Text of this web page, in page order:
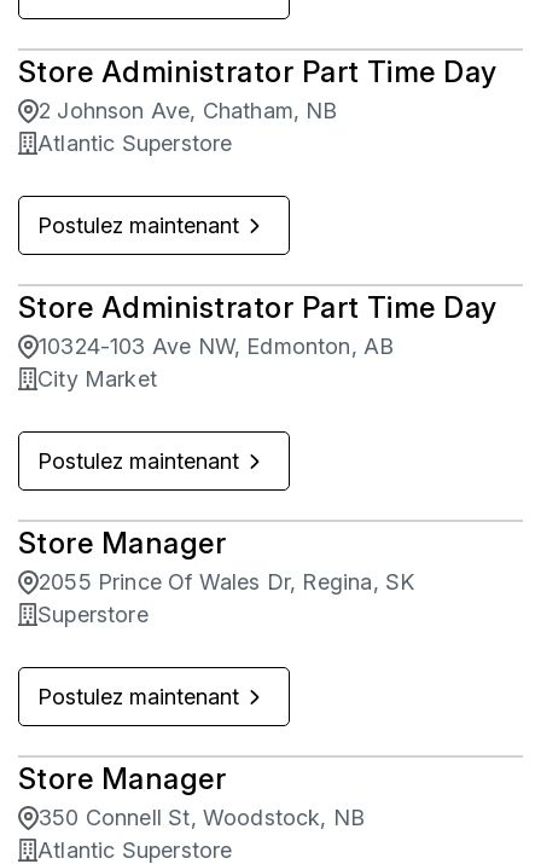
Store Administrator Part Time Day
2 Johnson Ave, Chatham, NB
Atlantic Superstore
Postulez maintenant
Store Administrator Part Time Day
10324-103 Ave NW, Edmonton, AB
City Market
Postulez maintenant
Store Manager
2055 Prince Of Wales Dr, Regina, SK
Superstore
Postulez maintenant
Store Manager
350 Connell St, Woodstock, NB
Atlantic Superstore